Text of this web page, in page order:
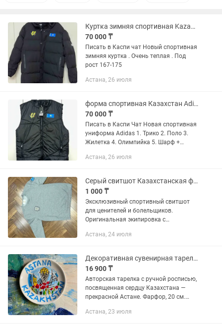
Куртка зимняя спортивная Kazakhstan
70 000 ₸
Писать в Каспи чат Новый спортивная
зимняя куртка . Очень теплая . Под
рост 167-175
Астана, 26 июля
форма спортивная Казахстан Adidas / олимпийка
70 000 ₸
Писать в Каспи Чат Новая спортивная
униформа Adidas 1. Трико 2. Поло 3.
Жилетка 4. Олимпийка 5. Шарф +
Астана, 26 июля
Серый свитшот Казахстанская федерация бокса (Kazakhstan Boxing Federation)
1 000 ₸
Эксклюзивный спортивный свитшот
для ценителей и болельщиков.
Оригинальная экипировка с
рукаве и крупной надписью
Характеристики: Бренд:...
Астана, 24 июля
Декоративная сувенирная тарелка Astana Kazakhstan
16 900 ₸
Авторская тарелка с ручной росписью,
посвященная сердцу Казахстана —
прекрасной Астане. Фарфор, 20 см.
вручную, поэтому является
Астана, 23 июля